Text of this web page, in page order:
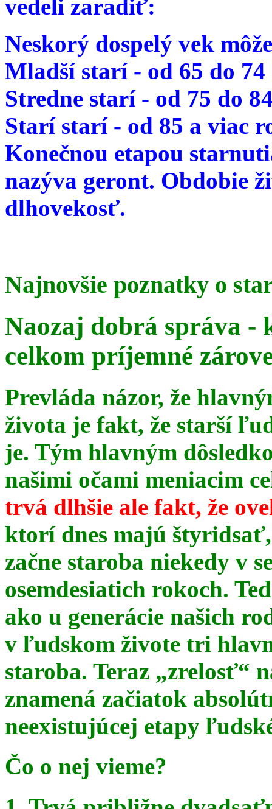
vedeli zaradiť:
Neskorý dospelý vek
Mladší starí - od 65 do
Stredne starí - od 75 do
Starí starí - od 85 a viac
Konečnou etapou
nazýva geront. Obdobie
dlhovekosť.
Najnovšie poznatky o
Naozaj dobrá správa -
celkom príjemné
Prevláda názor, že
života je fakt, že starší
je. Tým hlavným
našimi očami meniacim
trvá dlhšie ale fakt, že
ktorí dnes majú
začne staroba niekedy v
osemdesiatich rokoch.
ako u generácie našich
v ľudskom živote tri
staroba. Teraz „zrelosť“
znamená začiatok
neexistujúcej etapy
Čo o nej vieme?